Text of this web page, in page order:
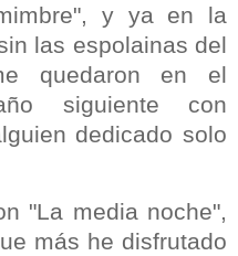
y ya en la
las espolainas del
quedaron en el
siguiente con
dedicado solo
"La media noche",
más he disfrutado